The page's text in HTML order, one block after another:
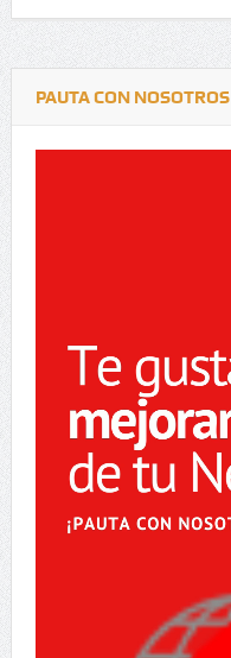
PAUTA CON NOSOTROS